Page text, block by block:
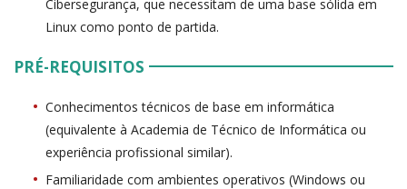
Cibersegurança, que necessitam de uma base sólida em
Linux como ponto de partida.
PRÉ-REQUISITOS
Conhecimentos técnicos de base em informática
(equivalente à Academia de Técnico de Informática ou
experiência profissional similar).
Familiaridade com ambientes operativos (Windows ou